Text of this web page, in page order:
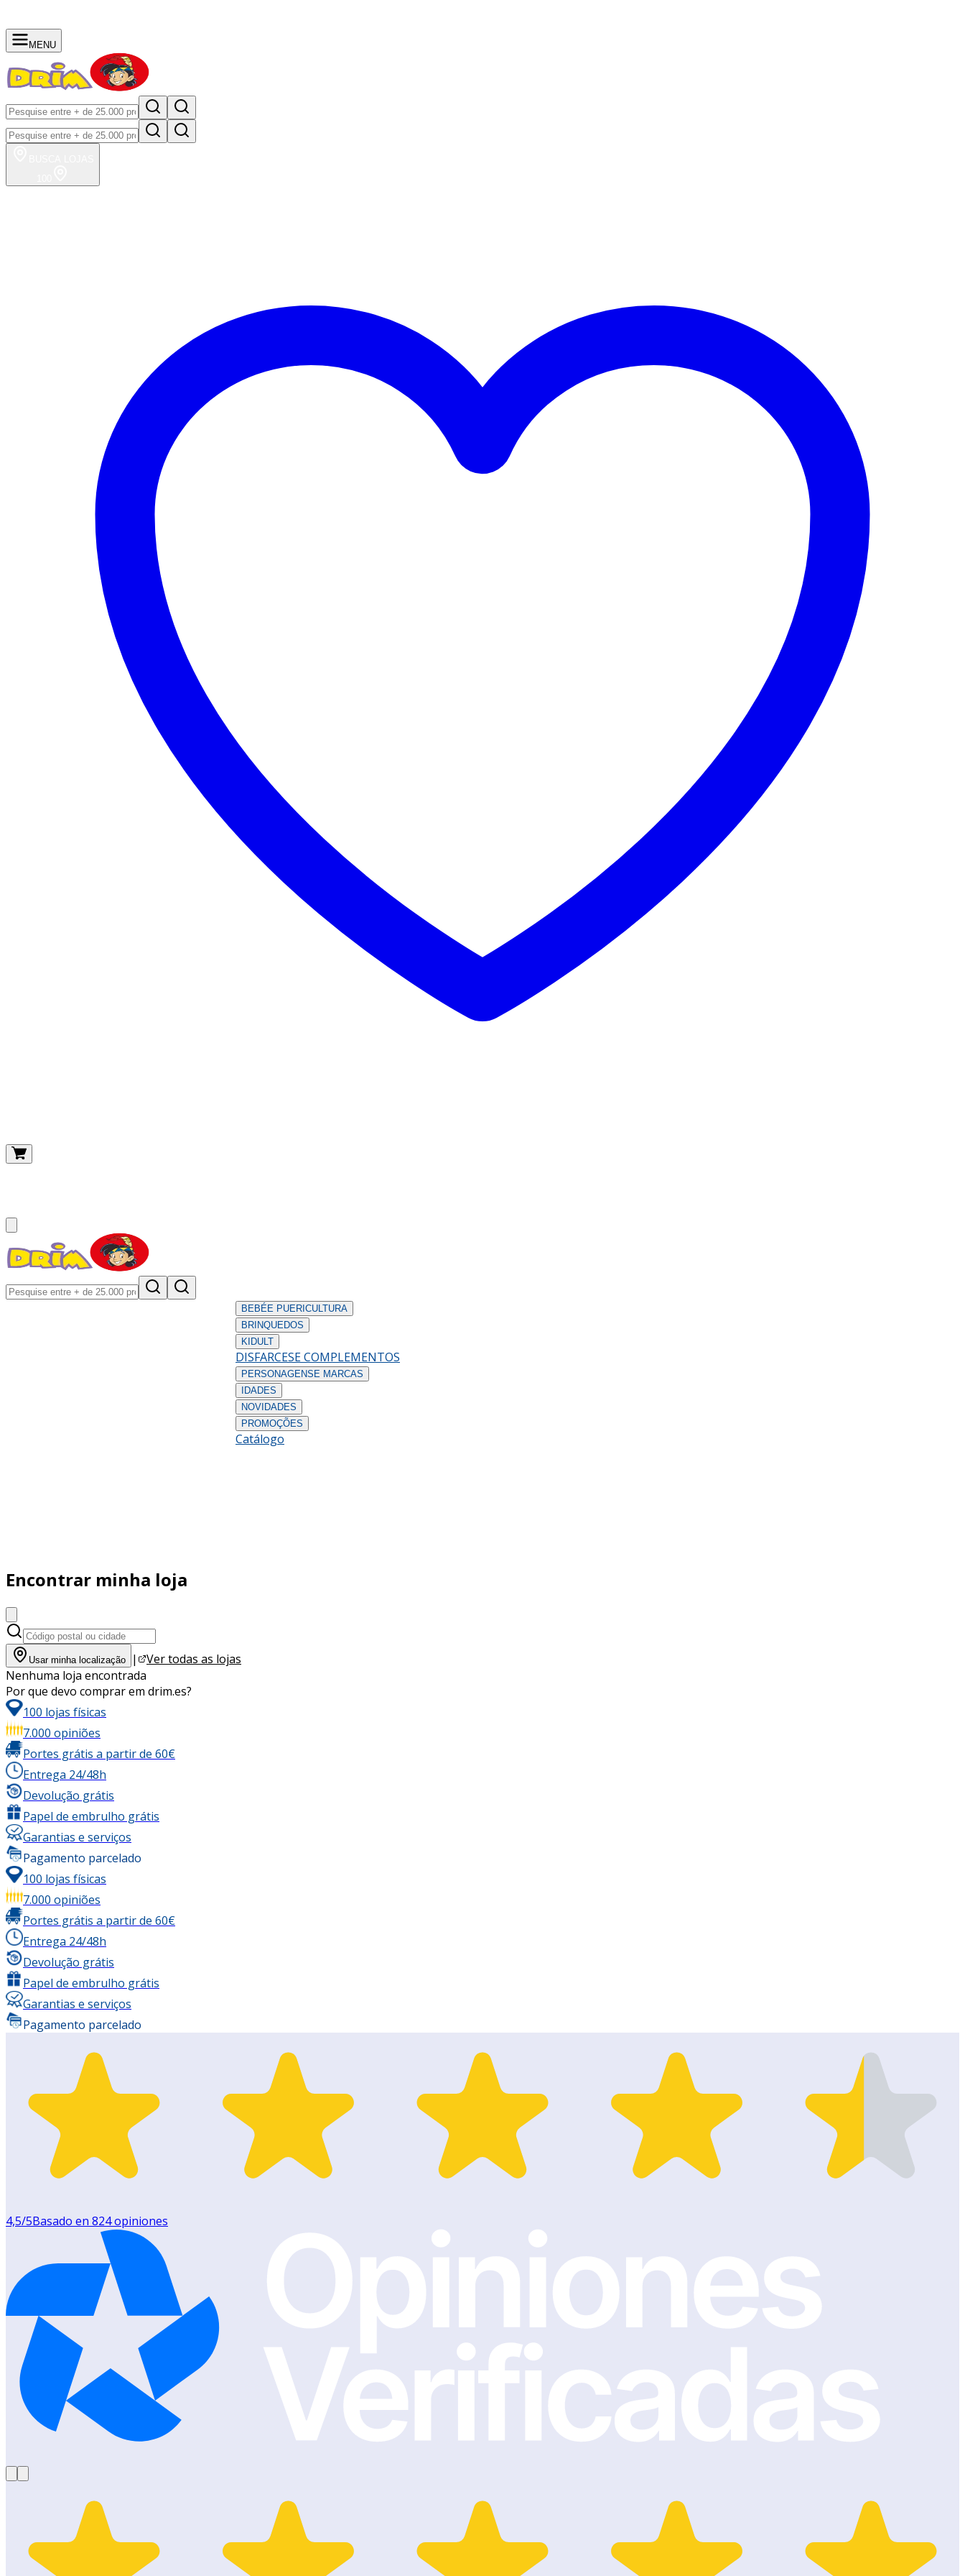
MENU
BEBÉE PUERICULTURA
BRINQUEDOS
KIDULT
DISFARCESE COMPLEMENTOS
PERSONAGENS E MARCAS
IDADES
NOVIDADES
PROMOÇÕES
Catálogo
Encontrar minha loja
Usar minha localização |
Ver todas as lojas
Nenhuma loja encontrada
Por que devo comprar em drim.es?
100 lojas físicas
7.000 opiniões
Portes grátis a partir de 60€
Entrega 24/48h
Devolução grátis
Papel de embrulho grátis
Garantias e serviços
Pagamento parcelado
100 lojas físicas
7.000 opiniões
Portes grátis a partir de 60€
Entrega 24/48h
Devolução grátis
Papel de embrulho grátis
Garantias e serviços
Pagamento parcelado
4,5/5Basado en 824opiniones